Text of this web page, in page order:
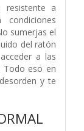
resistente a
condiciones
sumerjas el
del ratón
a las
Todo eso en
y te